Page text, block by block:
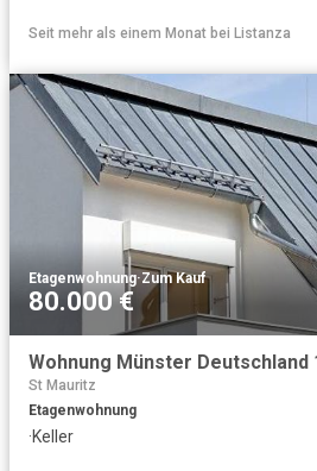
Seit mehr als einem Monat bei Listanza
Etagenwohnung·Zum Kauf
80.000 €
Wohnung Münster Deutschland
St Mauritz
Etagenwohnung
·Keller